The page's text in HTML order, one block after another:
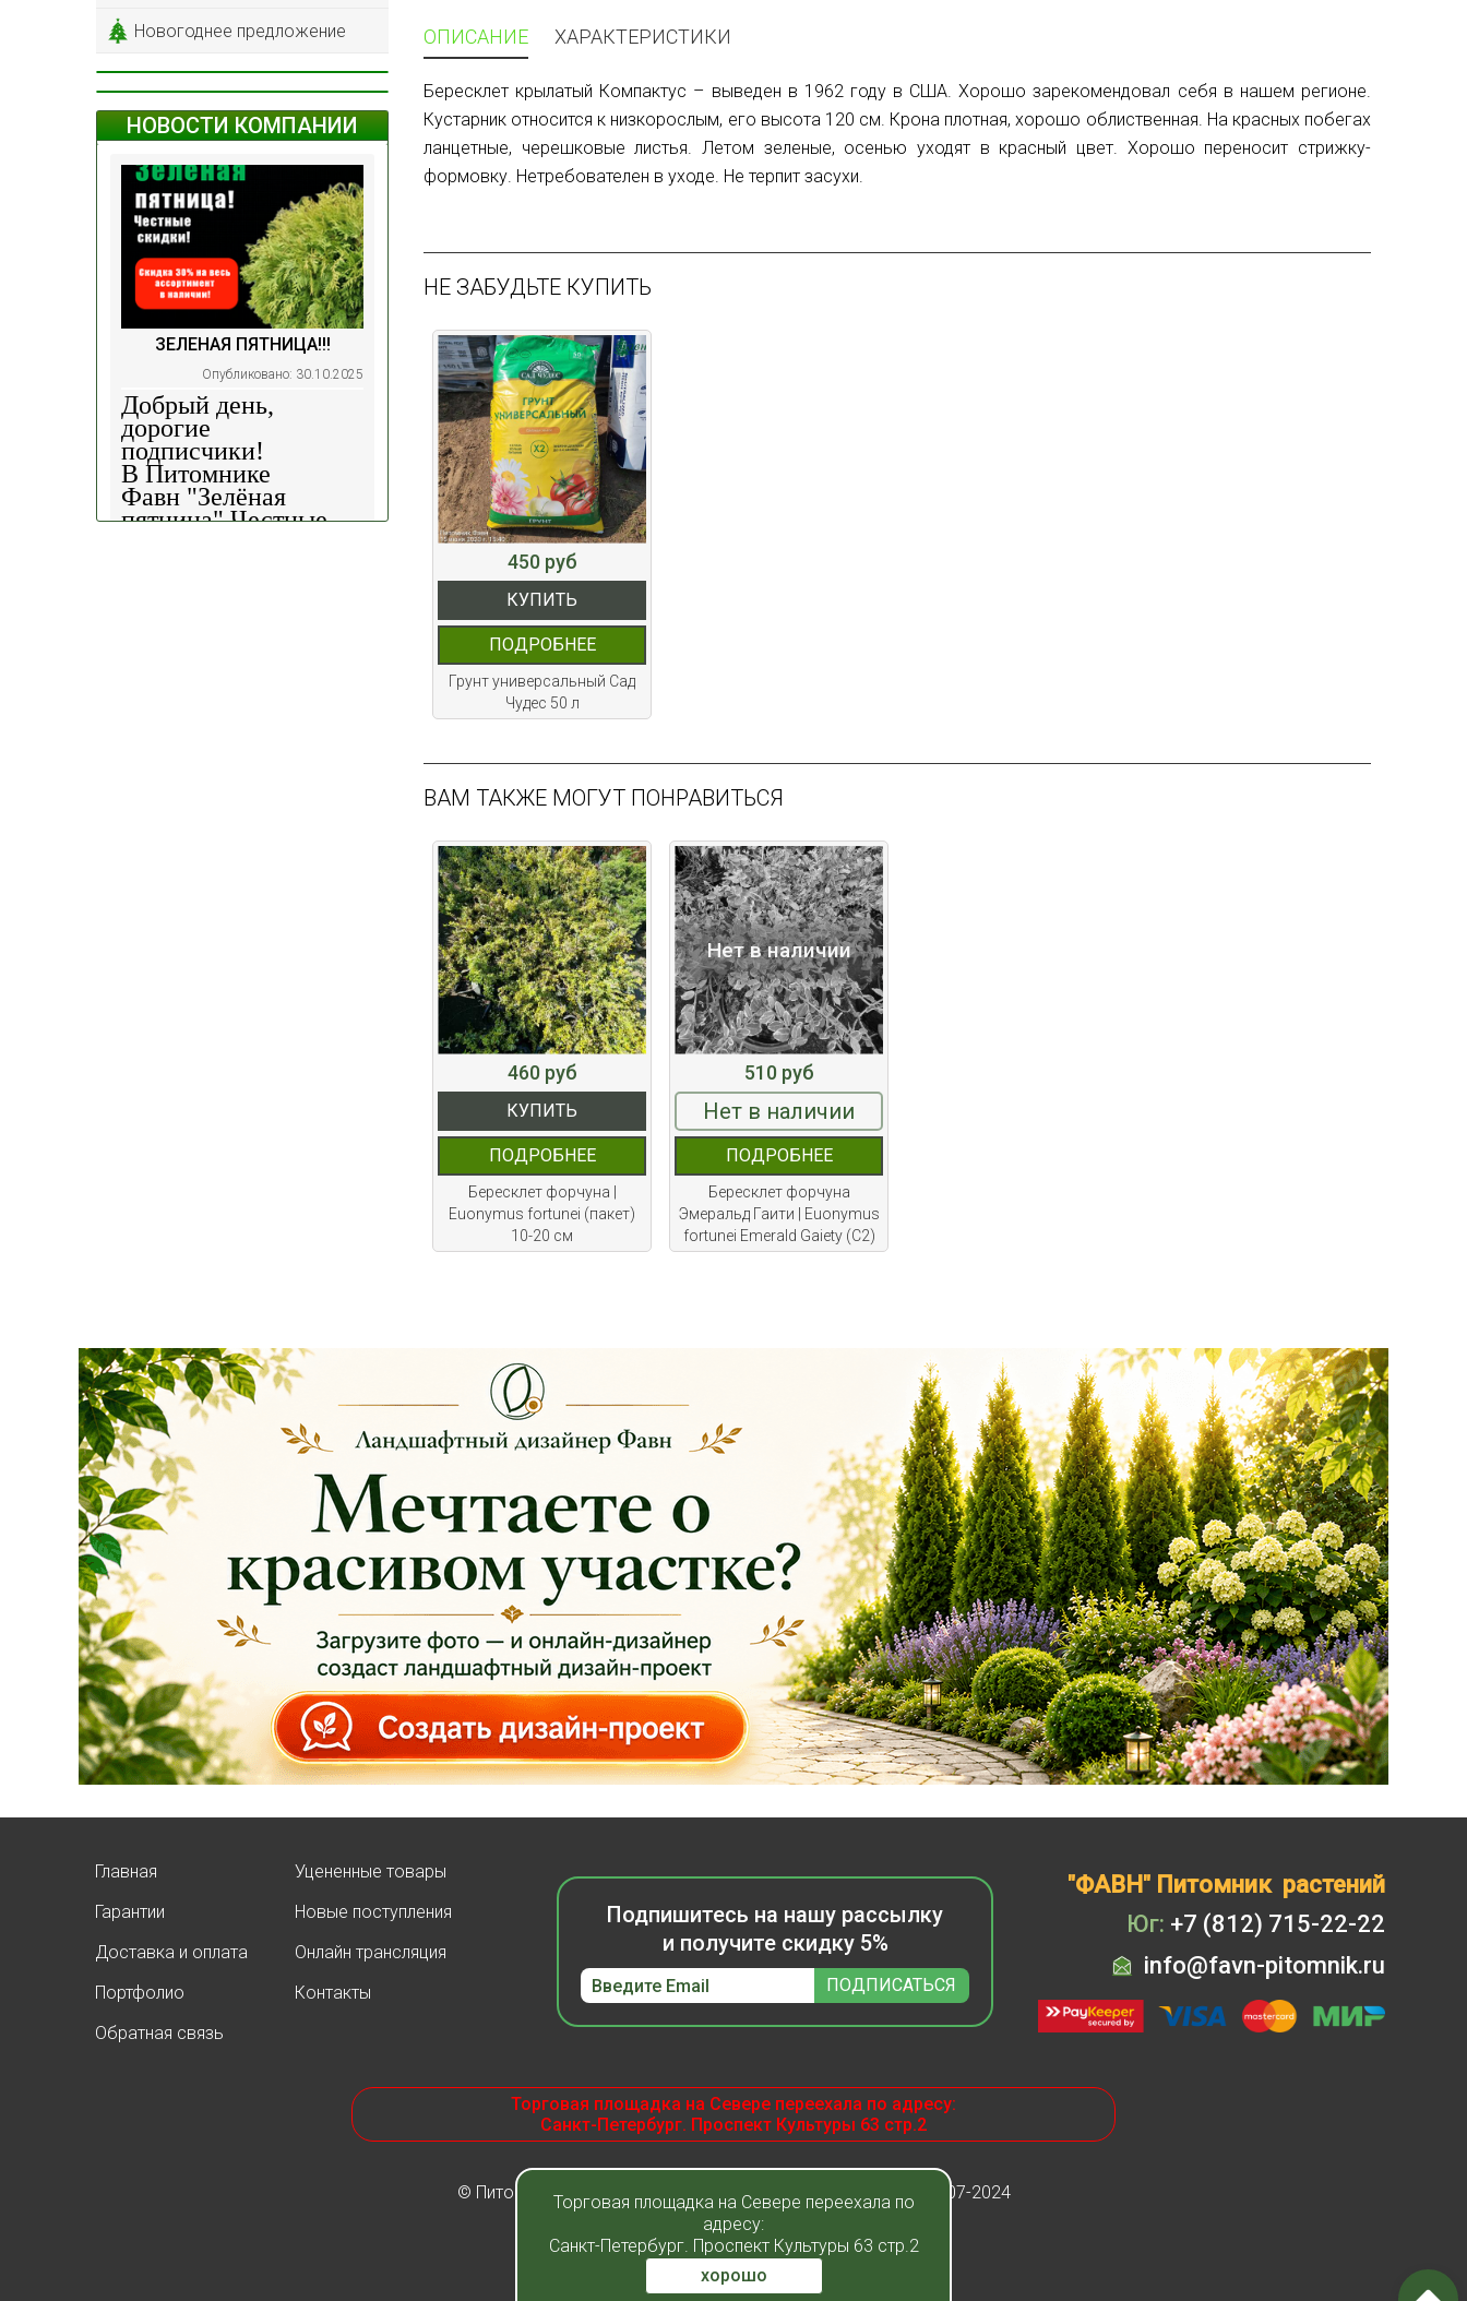
Новогоднее предложение
НОВОСТИ КОМПАНИИ
ЗЕЛЕНАЯ ПЯТНИЦА!!!
Опубликовано: 30.10.2025
Добрый день,
дорогие
подписчики!
В Питомнике
Фавн "Зелёная
пятница".Честные
Скидка 20% навсе
туи западные
Брабантв наличии на
нашей площадке!
ОПИСАНИЕ ХАРАКТЕРИСТИКИ
Бересклет крылатый Компактус – выведен в 1962 году в США. Хорошо зарекомендовал себя в нашем регионе.
Кустарник относится к низкорослым, его высота 120 см. Крона плотная, хорошо облиственная. На красных побегах
ланцетные, черешковые листья. Летом зеленые, осенью уходят в красный цвет. Хорошо переносит стрижку-
формовку. Нетребователен в уходе. Не терпит засухи.
НЕ ЗАБУДЬТЕ КУПИТЬ
450 руб
КУПИТЬ
ПОДРОБНЕЕ
Грунт универсальный Сад
Чудес 50 л
ВАМ ТАКЖЕ МОГУТ ПОНРАВИТЬСЯ
460 руб
КУПИТЬ
ПОДРОБНЕЕ
Бересклет форчуна |
Euonymus fortunei (пакет)
10-20 см
Нет в наличии
510 руб
Нет в наличии
ПОДРОБНЕЕ
Бересклет форчуна
Эмеральд Гаити | Euonymus
fortunei Emerald Gaiety (С2)
Главная
Гарантии
Доставка и оплата
Портфолио
Обратная связь
Уцененные товары
Новые поступления
Онлайн трансляция
Контакты
Подпишитесь на нашу рассылку
и получите скидку 5%
"ФАВН" Питомник растений
Юг: +7 (812) 715-22-22
info@favn-pitomnik.ru
Торговая площадка на Севере переехала по адресу:
Санкт-Петербург. Проспект Культуры 63 стр.2
© Питомник растений "Фавн" - Санкт-Петербург - Москва 2007-2024
Торговая площадка на Севере переехала по
адресу:
Санкт-Петербург. Проспект Культуры 63 стр.2
хорошо